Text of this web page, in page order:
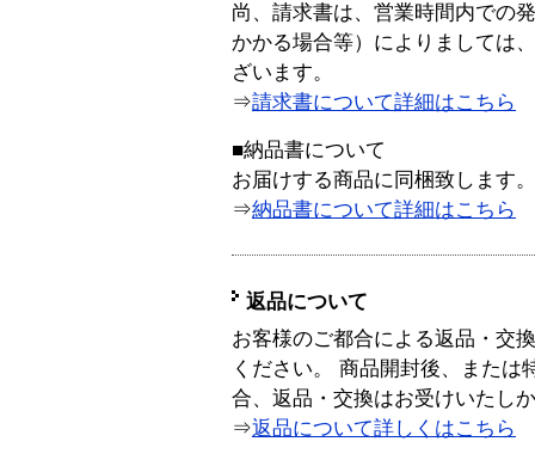
尚、請求書は、営業時間内での
かかる場合等）によりましては
ざいます。
⇒請求書について詳細はこちら
■納品書について
お届けする商品に同梱致します。
⇒納品書について詳細はこちら
返品について
お客様のご都合による返品・交
ください。 商品開封後、または
合、返品・交換はお受けいたし
⇒返品について詳しくはこちら